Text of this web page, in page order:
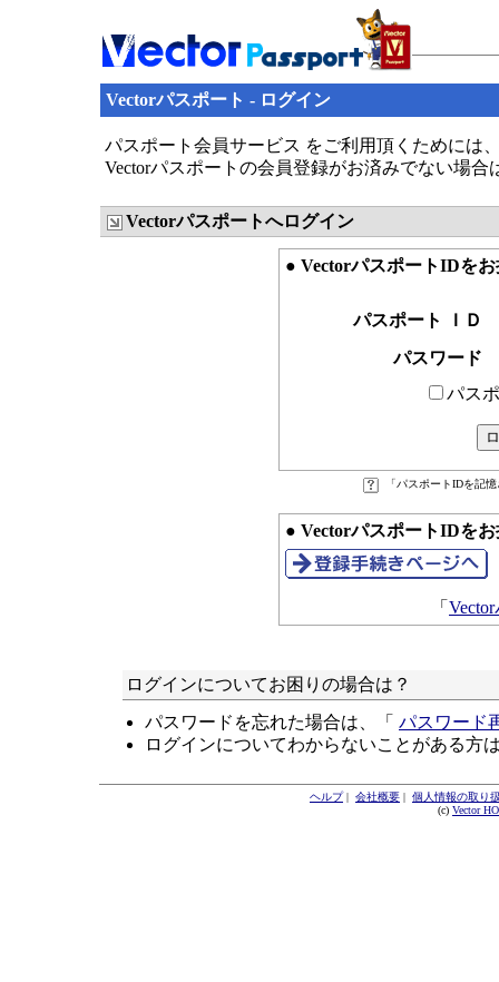
Vectorパスポート - ログイン
パスポート会員サービス をご利用頂くためには
Vectorパスポートの会員登録がお済みでない場
Vectorパスポートへログイン
● VectorパスポートIDを
パスポート ＩＤ
パスワード
パス
「パスポートIDを記
● VectorパスポートIDを
「
ログインについてお困りの場合は？
パスワードを忘れた場合は、「 パスワード
ログインについてわからないことがある方
ヘルプ| 会社概要 | 個人情報の取り
(c) Vector